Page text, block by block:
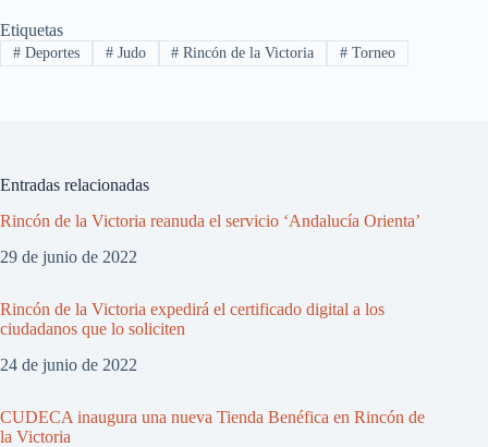
Etiquetas
#Deportes #Judo # Rincón de la Victoria # Torneo
Entradas relacionadas
Rincón de la Victoria reanuda el servicio ‘Andalucía Orienta’
29 de junio de 2022
Rincón de la Victoria expedirá el certificado digital a los
ciudadanos que lo soliciten
24 de junio de 2022
CUDECA inaugura una nueva Tienda Benéfica en Rincón de
la Victoria